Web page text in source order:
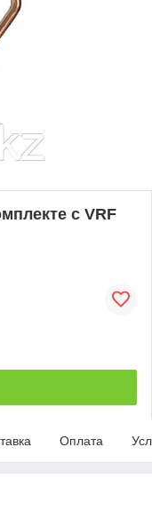
с VRF
Оплата